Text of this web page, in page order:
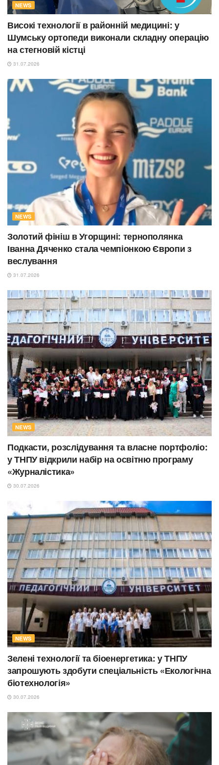
NEWS
Високі технології в районній медицині: у
Шумську ортопеди виконали складну операцію
на стегновій кістці
31.07.2026
NEWS
Золотий фініш в Угорщині: тернополянка
Іванна Дяченко стала чемпіонкою Європи з
веслування
31.07.2026
NEWS
Подкасти, розслідування та власне портфоліо:
у ТНПУ відкрили набір на освітню програму
«Журналістика»
30.07.2026
NEWS
Зелені технології та біоенергетика: у ТНПУ
запрошують здобути спеціальність «Екологічна
біотехнологія»
30.07.2026